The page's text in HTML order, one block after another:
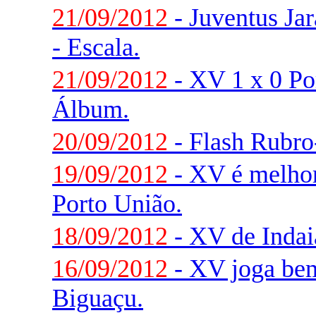
21/09/2012 - Juventus
- Escala.
21/09/2012 - XV 1 x 0
Álbum.
20/09/2012 - Flash
19/09/2012 - XV é
Porto União.
18/09/2012 - XV de
16/09/2012 - XV joga
Biguaçu.